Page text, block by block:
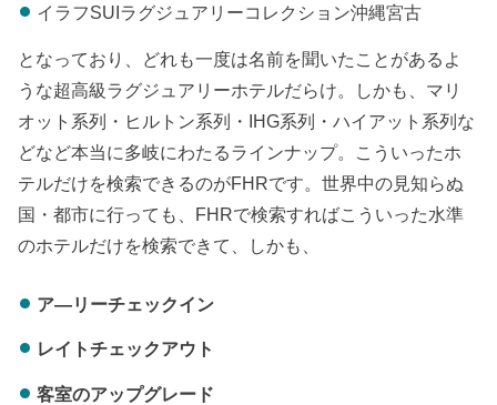
イラフSUIラグジュアリーコレクション沖縄宮古
となっており、どれも一度は名前を聞いたことがあるよ
うな超高級ラグジュアリーホテルだらけ。しかも、マリ
オット系列・ヒルトン系列・IHG系列・ハイアット系列な
どなど本当に多岐にわたるラインナップ。こういったホ
テルだけを検索できるのがFHRです。世界中の見知らぬ
国・都市に行っても、FHRで検索すればこういった水準
のホテルだけを検索できて、しかも、
ア―リーチェックイン
レイトチェックアウト
客室のアップグレード